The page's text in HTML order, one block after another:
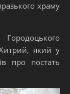
храму
Хитрий, який у
про постать